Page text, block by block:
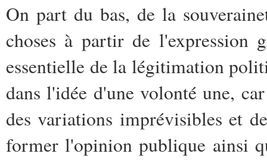
On part du bas, de la
choses à partir de l'expression
essentielle de la légitimation
dans l'idée d'une volonté une,
des variations imprévisibles et
former l'opinion publique ainsi